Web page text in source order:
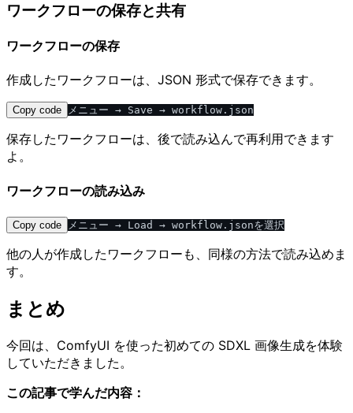
ワークフローの保存と共有
ワークフローの保存
作成したワークフローは、JSON 形式で保存できます。
Copy code
保存したワークフローは、後で読み込んで再利用できます
よ。
ワークフローの読み込み
Copy code
他の人が作成したワークフローも、同様の方法で読み込めま
す。
まとめ
今回は、ComfyUI を使った初めての SDXL 画像生成を体験
していただきました。
この記事で学んだ内容：